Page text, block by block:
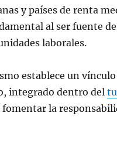
y países de renta
al ser fuente
laborales.
establece un
integrado dentro del
fomentar la